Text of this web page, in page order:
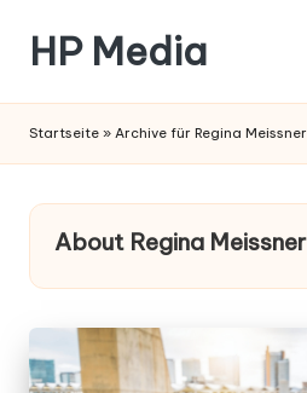
HP Media
Startseite » Archive für Regina Meissner
About Regina Meissner